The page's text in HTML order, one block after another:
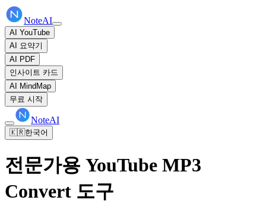
NoteAI
AI YouTube
AI 요약기
AI PDF
인사이트 카드
AI MindMap
무료 시작
NoteAI
🇰🇷한국어
전문가용 YouTube MP3
Convert 도구